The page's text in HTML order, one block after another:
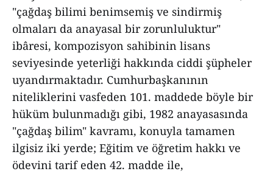
"çağdaş bilimi benimsemiş ve sindirmiş
olmaları da anayasal bir zorunluluktur"
ibâresi, kompozisyon sahibinin lisans
seviyesinde yeterliği hakkında ciddi şüpheler
uyandırmaktadır. Cumhurbaşkanının
niteliklerini vasfeden 101. maddede böyle bir
hüküm bulunmadığı gibi, 1982 anayasasında
"çağdaş bilim" kavramı, konuyla tamamen
ilgisiz iki yerde; Eğitim ve öğretim hakkı ve
ödevini tarif eden 42. madde ile,